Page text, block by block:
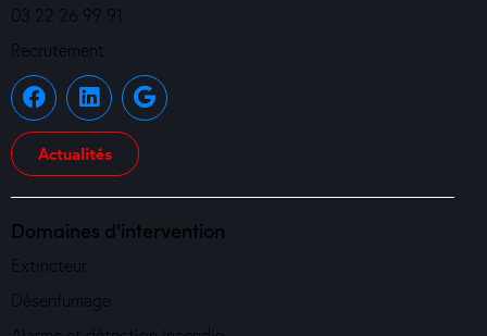
03 22 26 99 91
Recrutement
Actualités
Domaines d'intervention
Extincteur
Désenfumage